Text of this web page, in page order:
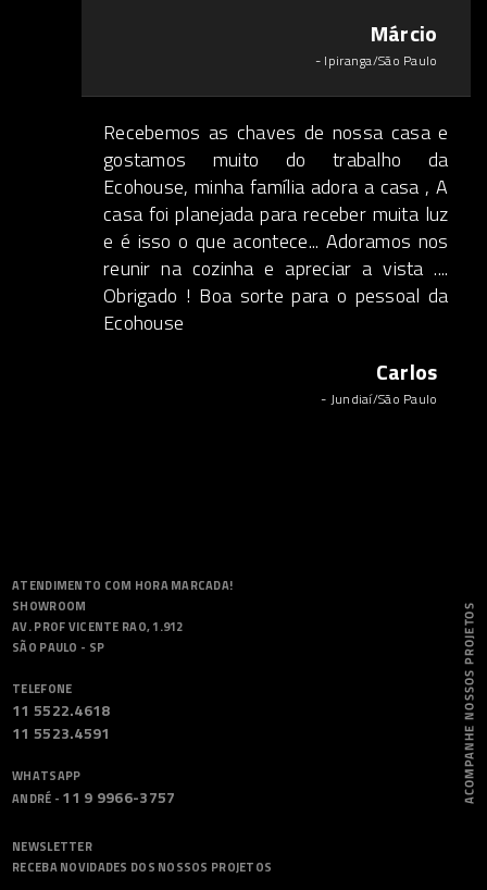
Márcio
- Ipiranga/São Paulo
Recebemos as chaves de nossa casa e
gostamos muito do trabalho da
Ecohouse, minha família adora a casa , A
casa foi planejada para receber muita luz
e é isso o que acontece... Adoramos nos
reunir na cozinha e apreciar a vista ....
Obrigado ! Boa sorte para o pessoal da
Ecohouse
Carlos
- Jundiaí/São Paulo
ATENDIMENTO COM HORA MARCADA!
SHOWROOM
AV. PROF VICENTE RAO, 1.912
SÃO PAULO - SP
TELEFONE
11 5522.4618
11 5523.4591
WHATSAPP
ANDRÉ - 11 9 9966-3757
NEWSLETTER
RECEBA NOVIDADES DOS NOSSOS PROJETOS